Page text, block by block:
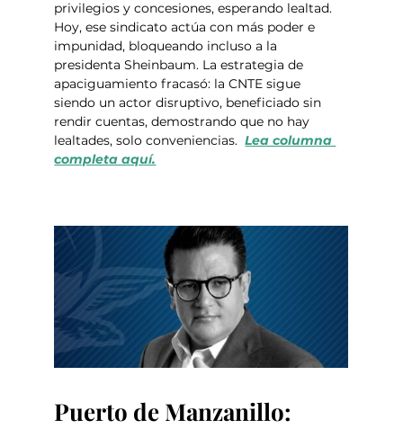
privilegios y concesiones, esperando lealtad.
Hoy, ese sindicato actúa con más poder e
impunidad, bloqueando incluso a la
presidenta Sheinbaum. La estrategia de
apaciguamiento fracasó: la CNTE sigue
siendo un actor disruptivo, beneficiado sin
rendir cuentas, demostrando que no hay
lealtades, solo conveniencias. Lea columna
completa aquí.
Puerto de Manzanillo: